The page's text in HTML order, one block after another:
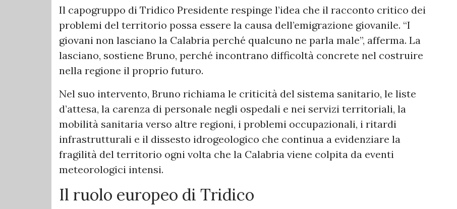
Il capogruppo di Tridico Presidente respinge l’idea che il racconto critico dei
problemi del territorio possa essere la causa dell’emigrazione giovanile. “I
giovani non lasciano la Calabria perché qualcuno ne parla male”, afferma. La
lasciano, sostiene Bruno, perché incontrano difficoltà concrete nel costruire
nella regione il proprio futuro.
Nel suo intervento, Bruno richiama le criticità del sistema sanitario, le liste
d’attesa, la carenza di personale negli ospedali e nei servizi territoriali, la
mobilità sanitaria verso altre regioni, i problemi occupazionali, i ritardi
infrastrutturali e il dissesto idrogeologico che continua a evidenziare la
fragilità del territorio ogni volta che la Calabria viene colpita da eventi
meteorologici intensi.
Il ruolo europeo di Tridico